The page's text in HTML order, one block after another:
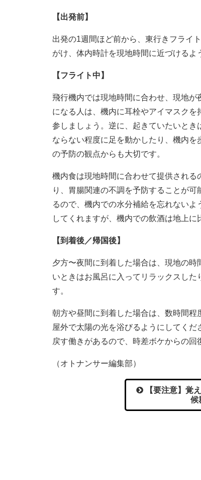
【出発前】
出発の1週間ほど前から、東行きフライ
がけ、体内時計を現地時間に近づけるよ
【フライト中】
飛行機内では現地時間に合わせ、現地
になる人は、機内に耳栓やアイマスク
参しましょう。逆に、起きていたいと
ならない程度に足を動かしたり、機内
の予防の観点からも大切です。
機内食は現地時間に合わせて提供され
り、胃腸関連の不調を予防することが
るので、機内での水分補給を忘れない
してくれますが、機内での飲酒は地上に
【到着後／帰国後】
夕方〜夜間に到着した場合は、現地の
いときはお風呂に入ってリラックスし
す。
朝方や昼間に到着した場合は、数時間程
屋外で太陽の光を浴びるようにしてく
戻す働きがあるので、時差ボケからの回
（オトナンサー編集部）
【要注意】覚
候